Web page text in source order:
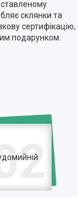
склянки та
сертифікацію,
подарунком.